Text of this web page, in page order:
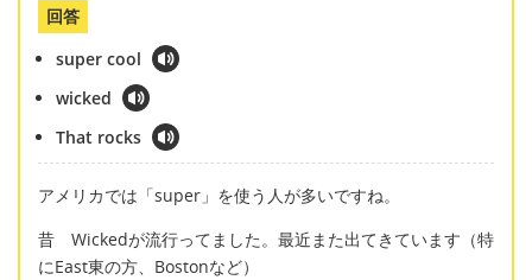
回答
super cool
wicked
That rocks
アメリカでは「super」を使う人が多いですね。
昔 Wickedが流行ってました。最近また出てきています（特
にEast東の方、Bostonなど）